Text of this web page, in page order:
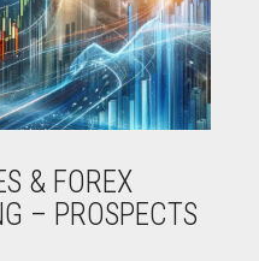
& FOREX
– PROSPECTS